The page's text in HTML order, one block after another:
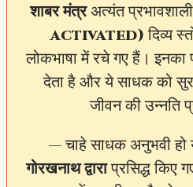
शाबर मंत्रअत्यंत
activated)दिव्य
लोकभाषा में रचे गए हैं। इनका
देता है और ये साधक को
जीवन की उन्नति
— चाहे साधक अनुभवी हो
गोरखनाथ द्वाराप्रसिद्ध किए